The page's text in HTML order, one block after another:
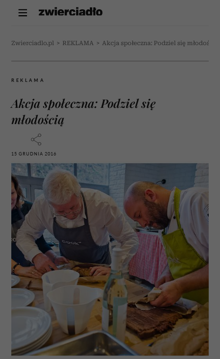
Zwierciadlo.pl > REKLAMA > Akcja społeczna: Podziel się młodością
REKLAMA
Akcja społeczna: Podziel się
młodością
15 GRUDNIA 2016